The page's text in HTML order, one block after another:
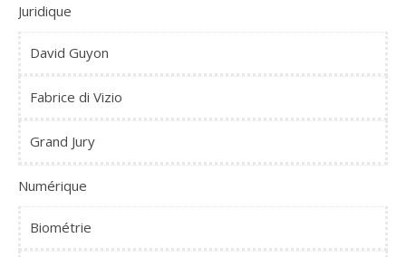
Juridique
David Guyon
Fabrice di Vizio
Grand Jury
Numérique
Biométrie